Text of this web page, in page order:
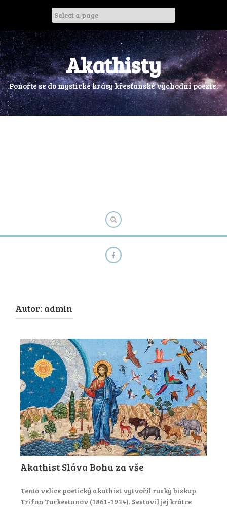
Akathisty
Ponořte se do mystické krásy křesťanské východní poezie.
Autor: admin
Akathist Sláva Bohu za vše
Tento velice poetický akathist vytvořil ruský biskup
Trifon Turkestanov (1861-1934). Sestavil jej krátce